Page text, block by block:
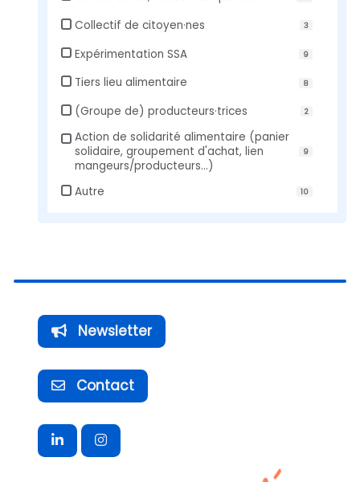
Collectif de citoyen·nes 3
Expérimentation SSA 9
Tiers lieu alimentaire 8
(Groupe de) producteurs·trices 2
Action de solidarité alimentaire (panier
solidaire, groupement d'achat, lien
mangeurs/producteurs...)
9
Autre 10
Newsletter
Contact